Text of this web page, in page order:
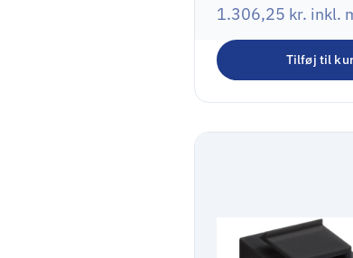
1.306,25 kr. inkl.
Tilføj til